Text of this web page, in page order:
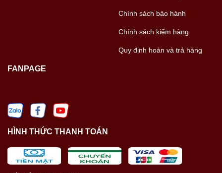
Chính sách bảo hành
Chính sách kiểm hàng
Quy định hoàn và trả hàng
FANPAGE
HÌNH THỨC THANH TOÁN